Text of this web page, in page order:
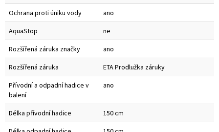
Ochrana proti úniku vody ano
AquaStop ne
Rozšířená záruka značky ano
Rozšířená záruka ETA Prodlužka záruky
Přívodní a odpadní hadice v
balení
ano
Délka přívodní hadice 150 cm